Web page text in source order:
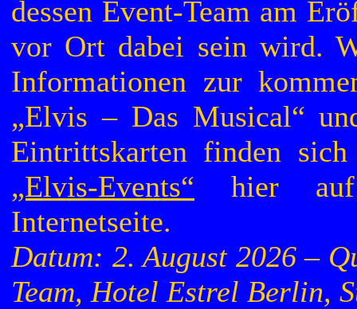
dessen Event-Team am
vor Ort dabei sein wird.
Informationen zur
„Elvis – Das Musical“
Eintrittskarten finden
„Elvis-Events“ hier auf
Internetseite.
Datum: 2. August 2026 –
Team, Hotel Estrel Berlin,